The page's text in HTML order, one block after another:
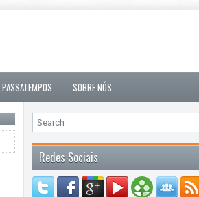
PASSATEMPOS SOBRE NÓS
Redes Sociais